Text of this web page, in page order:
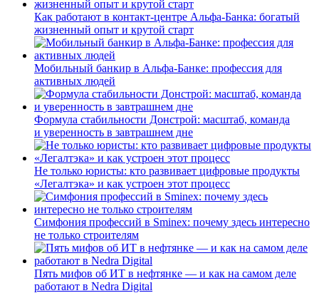
Как работают в контакт-центре Альфа-Банка: богатый
жизненный опыт и крутой старт
Мобильный банкир в Альфа-Банке: профессия для
активных людей
Формула стабильности Донстрой: масштаб, команда
и уверенность в завтрашнем дне
Не только юристы: кто развивает цифровые продукты
«Легалтэка» и как устроен этот процесс
Симфония профессий в Sminex: почему здесь интересно
не только строителям
Пять мифов об ИТ в нефтянке — и как на самом деле
работают в Nedra Digital